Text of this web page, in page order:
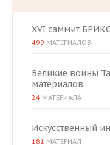
XVI саммит
499 МАТЕРИАЛОВ
Великие воины
материалов
24 МАТЕРИАЛА
Искусственный
181 МАТЕРИАЛ